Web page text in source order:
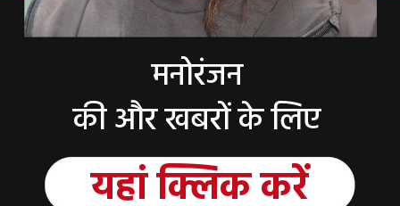
मनोरंजन
की और खबरों के लिए
यहांक्लिककरें